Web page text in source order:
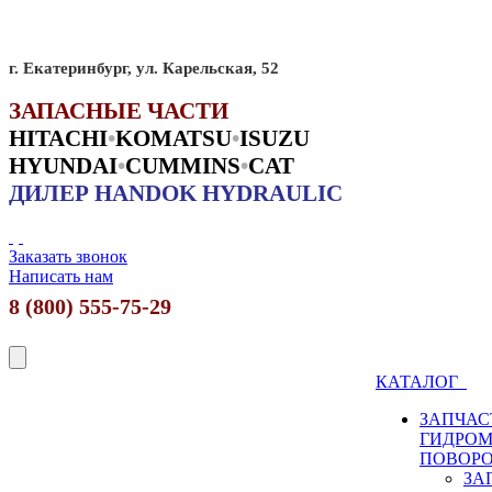
г. Екатеринбург, ул. Карельская, 52
ЗАПАСНЫЕ ЧАСТИ
HITACHI•KOMATSU•ISUZU
HYUNDAI•CUMMINS•CAT
ДИЛЕР HANDOK HYDRAULIC
Заказать звонок
Написать нам
8 (800) 555-75-29
КАТАЛОГ